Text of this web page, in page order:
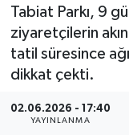
Tabiat Parkı, 9
ziyaretçilerin
tatil süresince
dikkat çekti.
02.06.2026 - 17:40
YAYINLANMA
Haber Arşivi